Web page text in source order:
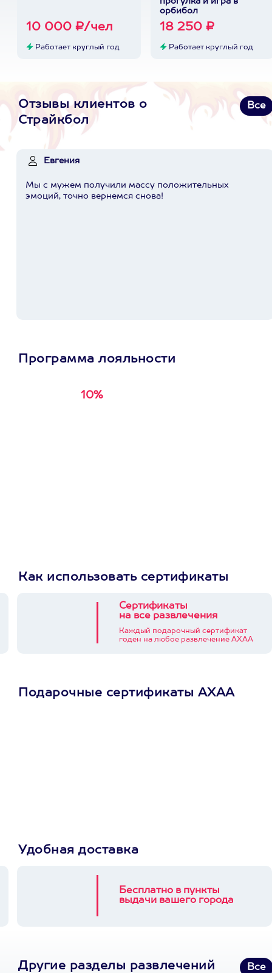
10 000 ₽/чел
Работает круглый год
орбибол
18 250 ₽
Работает круглый год
Отзывы клиентов о
Страйкбол
Все
Евгения
Мы с мужем получили массу положительных
эмоций, точно вернемся снова!
Программа лояльности
10%
Как использовать сертификаты
Сертификаты
на все развлечения
Каждый подарочный сертификат
годен на любое развлечение АХАА
Подарочные сертификаты АХАА
Удобная доставка
Бесплатно в пункты
выдачи вашего города
Другие разделы развлечений Все